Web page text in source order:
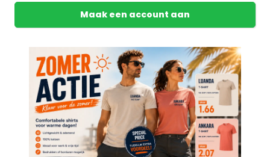
Maak een account aan
Previous